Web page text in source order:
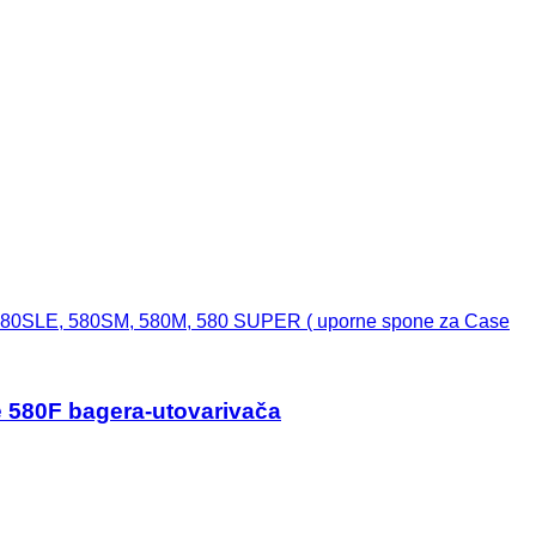
580SM, 580M, 580 SUPER ( uporne spone za Case
580F bagera-utovarivača